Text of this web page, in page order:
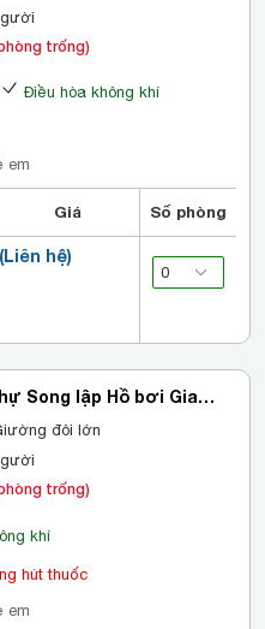
trống)
Điều hòa không khí
em
Giá Số phòng
(Liên hệ)
Song lập Hồ bơi Gia
phòng ngủ
đôi lớn
trống)
khí
hút thuốc
em